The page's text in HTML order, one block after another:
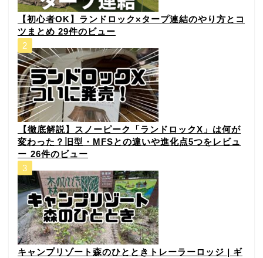
【初心者OK】ランドロック×タープ連結のやり方とコ
ツまとめ 29件のビュー
⁠【徹底解説】スノーピーク「ランドロックX」は何が
変わった？旧型・MFSとの違いや進化点5つをレビュ
ー⁠ 26件のビュー
キャンプリゾート森のひとときトレーラーロッジ | ギ